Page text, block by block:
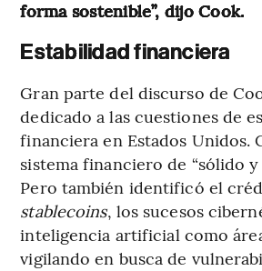
forma sostenible”, dijo Cook.
Estabilidad financiera
Gran parte del discurso de
dedicado a las cuestiones de
financiera en Estados Unidos.
sistema financiero de “sólido y
Pero también identificó el
stablecoins, los sucesos
inteligencia artificial como
vigilando en busca de